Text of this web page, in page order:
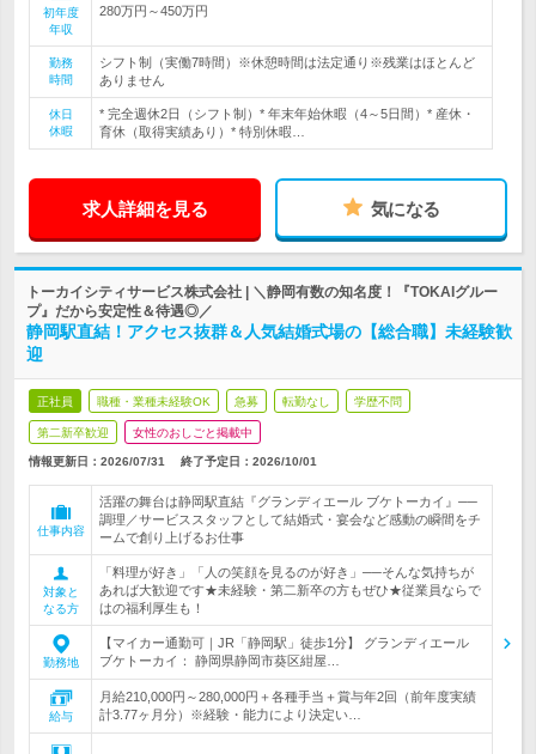
初年度
年収
280万円～450万円
勤務
時間
シフト制（実働7時間）※休憩時間は法定通り※残業はほとんど
ありません
休日
休暇
* 完全週休2日（シフト制）* 年末年始休暇（4～5日間）* 産休・
育休（取得実績あり）* 特別休暇…
求人詳細を見る 気になる
トーカイシティサービス株式会社 | ＼静岡有数の知名度！『TOKAIグルー
プ』だから安定性＆待遇◎／
静岡駅直結！アクセス抜群＆人気結婚式場の【総合職】未経験歓
迎
正社員 職種・業種未経験OK 急募 転勤なし 学歴不問
第二新卒歓迎 女性のおしごと掲載中
情報更新日：2026/07/31 終了予定日： 2026/10/01
仕事内容
活躍の舞台は静岡駅直結『グランディエール ブケトーカイ』──
調理／サービススタッフとして結婚式・宴会など感動の瞬間をチ
ームで創り上げるお仕事
対象と
なる方
「料理が好き」「人の笑顔を見るのが好き」──そんな気持ちが
あれば大歓迎です★未経験・第二新卒の方もぜひ★従業員ならで
はの福利厚生も！
勤務地
【マイカー通勤可｜JR「静岡駅」徒歩1分】 グランディエール
ブケトーカイ： 静岡県静岡市葵区紺屋…
給与
月給210,000円～280,000円＋各種手当＋賞与年2回（前年度実績
計3.77ヶ月分）※経験・能力により決定い…